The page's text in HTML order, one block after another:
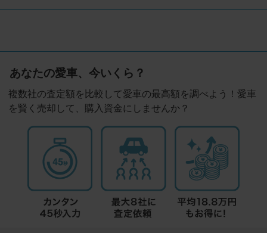
あなたの愛車、今いくら？
複数社の査定額を比較して愛車の最高額を調べよう！愛車
を賢く売却して、購入資金にしませんか？